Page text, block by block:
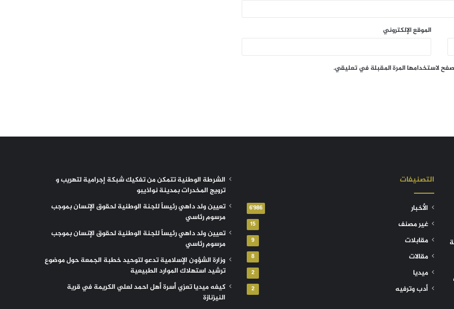
الموقع الإلكتروني
لاستخدامها المرة المقبلة في تعليقي.
التصنيفات
الأخبار 6٬986
غير مصنف 15
مقابلات 9
مقالات 8
ميديا 2
أدب وترفيه 2
الشرطة الوطنية تتمكن من تفكيك شبكة إجرامية لتهريب و
ترويج المخدرات بمدينة نواذيبو
تعيين ولد داهي رئيساً للجنة الوطنية لحقوق الإنسان بموجب
مرسوم رئاسي
تعيين ولد داهي رئيساً للجنة الوطنية لحقوق الإنسان بموجب
مرسوم رئاسي
وزارة الشؤون الإسلامية تدعو لتوحيد خطبة الجمعة حول موضوع
ترشيد استهلاك الموارد الطبيعية
كيفه ميديا تعزي أسرة أهل احمد لعلي الكريمة في قرية
النيزنازة